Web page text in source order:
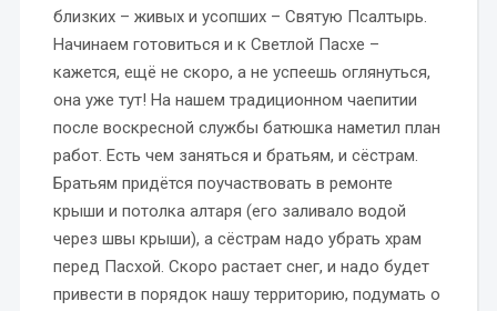
близких – живых и усопших – Святую Псалтырь.
Начинаем готовиться и к Светлой Пасхе –
кажется, ещё не скоро, а не успеешь оглянуться,
она уже тут! На нашем традиционном чаепитии
после воскресной службы батюшка наметил план
работ. Есть чем заняться и братьям, и сёстрам.
Братьям придётся поучаствовать в ремонте
крыши и потолка алтаря (его заливало водой
через швы крыши), а сёстрам надо убрать храм
перед Пасхой. Скоро растает снег, и надо будет
привести в порядок нашу территорию, подумать о